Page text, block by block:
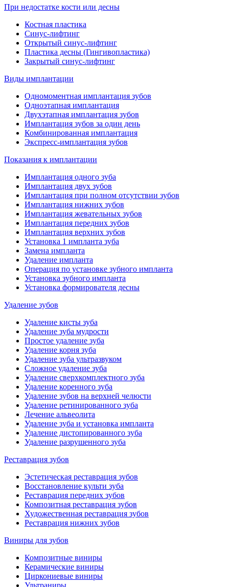
При недостатке кости или десны
Костная пластика
Синус-лифтинг
Открытый синус-лифтинг
Пластика десны (Гингивопластика)
Закрытый синус-лифтинг
Виды имплантации
Одномоментная имплантация зубов
Одноэтапная имплантация
Двухэтапная имплантация зубов
Имплантация зубов за один день
Комбинированная имплантация
Экспресс-имплантация зубов
Показания к имплантации
Имплантация одного зуба
Имплантация двух зубов
Имплантация при полном отсутствии зубов
Имплантация нижних зубов
Имплантация жевательных зубов
Имплантация передних зубов
Имплантация верхних зубов
Установка 1 импланта зуба
Замена импланта
Удаление импланта
Операция по установке зубного импланта
Установка зубного импланта
Установка формирователя десны
Удаление зубов
Удаление кисты зуба
Удаление зуба мудрости
Простое удаление зуба
Удаление корня зуба
Удаление зуба ультразвуком
Сложное удаление зуба
Удаление сверхкомплектного зуба
Удаление коренного зуба
Удаление зубов на верхней челюсти
Удаление ретинированного зуба
Лечение альвеолита
Удаление зуба и установка импланта
Удаление дистопированного зуба
Удаление разрушенного зуба
Реставрация зубов
Эстетическая реставрация зубов
Восстановление культи зуба
Реставрация передних зубов
Композитная реставрация зубов
Художественная реставрация зубов
Реставрация нижних зубов
Виниры для зубов
Композитные виниры
Керамические виниры
Циркониевые виниры
Ультраниры